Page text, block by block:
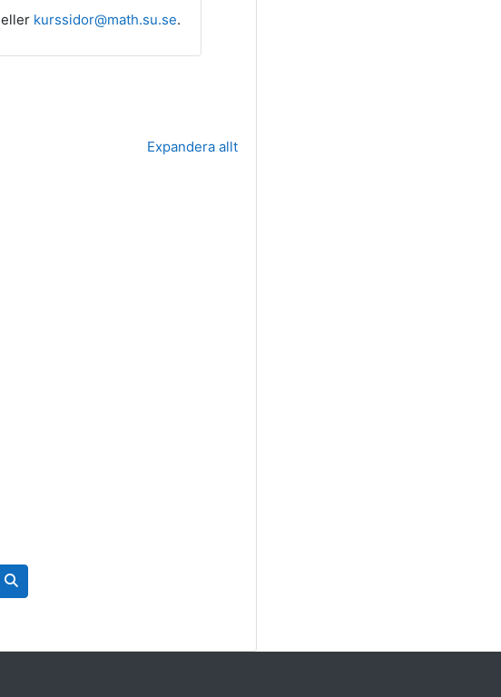
eller kurssidor@math.su.se.
Expandera allt
Sök kurser